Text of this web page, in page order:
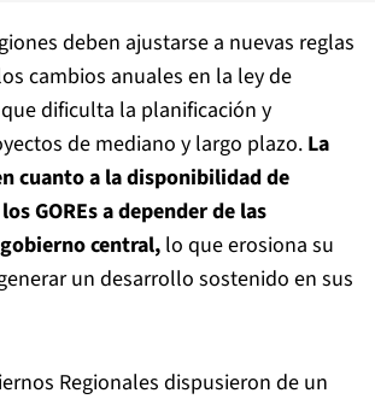
deben ajustarse a nuevas reglas
cambios anuales en la ley de
dificulta la planificación y
de mediano y largo plazo. La
cuanto a la disponibilidad de
GOREs a depender de las
central, lo que erosiona su
un desarrollo sostenido en sus
Regionales dispusieron de un